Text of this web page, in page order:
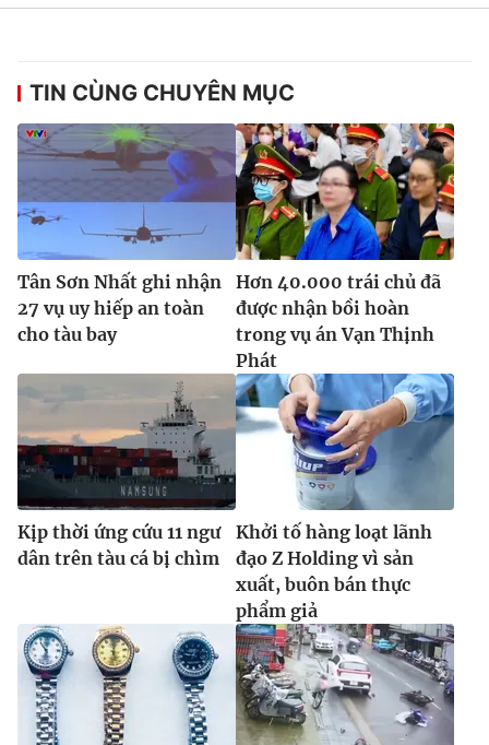
TIN CÙNG CHUYÊN MỤC
Tân Sơn Nhất ghi nhận
27 vụ uy hiếp an toàn
cho tàu bay
Hơn 40.000 trái chủ đã
được nhận bồi hoàn
trong vụ án Vạn Thịnh
Phát
Kịp thời ứng cứu 11 ngư
dân trên tàu cá bị chìm
Khởi tố hàng loạt lãnh
đạo Z Holding vì sản
xuất, buôn bán thực
phẩm giả